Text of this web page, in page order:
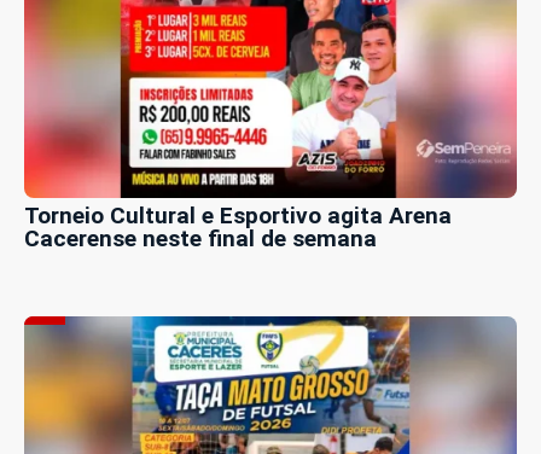
Torneio Cultural e Esportivo agita Arena
Cacerense neste final de semana